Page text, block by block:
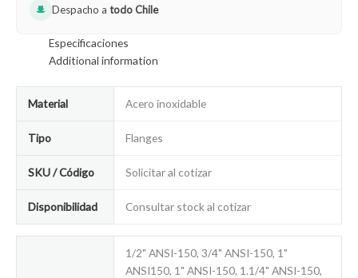
Despacho a todo Chile
Especificaciones
Additional information
Material Acero inoxidable
Tipo Flanges
SKU / Código Solicitar al cotizar
Disponibilidad Consultar stock al cotizar
1/2" ANSI-150, 3/4" ANSI-150, 1"
ANSI150, 1" ANSI-150, 1.1/4" ANSI-150,